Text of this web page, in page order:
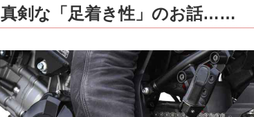
真剣な「足着き性」のお話……